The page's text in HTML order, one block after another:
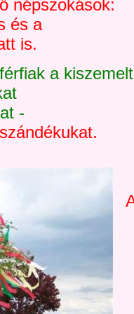
népszokások:
és a
is.
a kiszemelt
-